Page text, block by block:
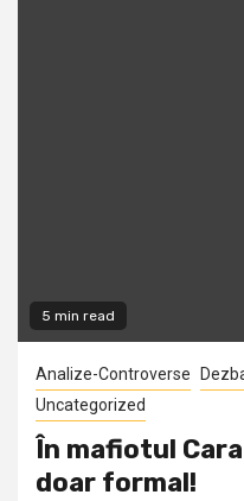
5 min read
Analize-Controverse
Uncategorized
În mafiotul
doar formal!